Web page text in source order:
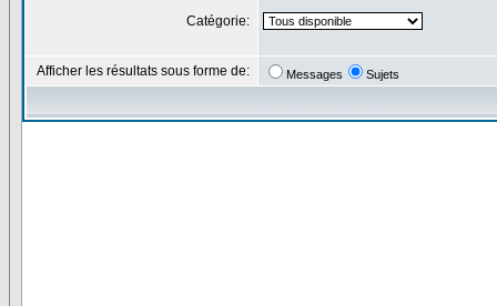
Catégorie:
Afficher les résultats sous forme de: Messages Sujets